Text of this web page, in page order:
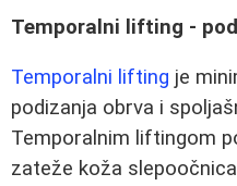
Temporalni lifting -
Temporalni lifting je
podizanja obrva i
Temporalnim liftingom
zateže koža